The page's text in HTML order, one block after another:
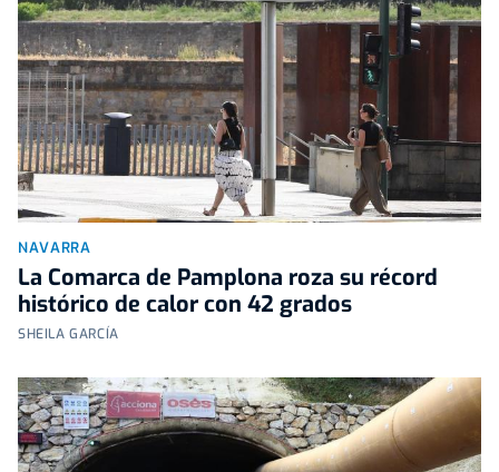
NAVARRA
La Comarca de Pamplona roza su récord
histórico de calor con 42 grados
SHEILA GARCÍA